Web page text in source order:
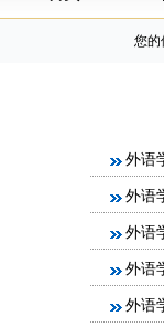
您的
外语
外语
外语
外语
外语